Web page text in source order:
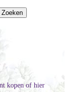
kopen of hier